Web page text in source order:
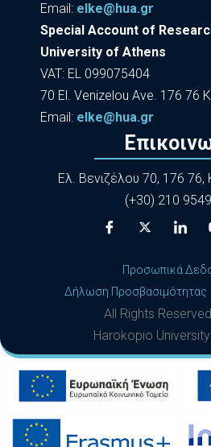
Εmail: elke@hua.gr
Special Account of
University of Athens
VAT: EL 099075404
70 El. Venizelou Ave. 176 76
Εmail: elke@hua.gr
Ελ. Βενιζέλου 70, 176 76,
(+30) 210
Προσωπικά
Δήλωση Προσβασιμότητας
All Rights
Harokopio